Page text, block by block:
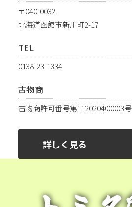
〒040-0032
北海道函館市新川町2-17
TEL
0138-23-1334
古物商
古物商許可番号第112020400003号
詳しく見る